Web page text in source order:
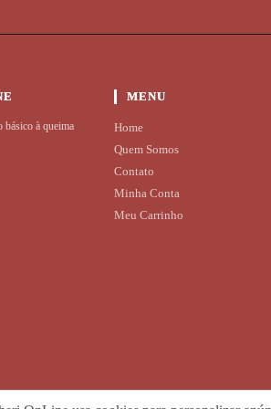
à queima
MENU
Home
Quem Somos
Contato
Minha Conta
Meu Carrinho